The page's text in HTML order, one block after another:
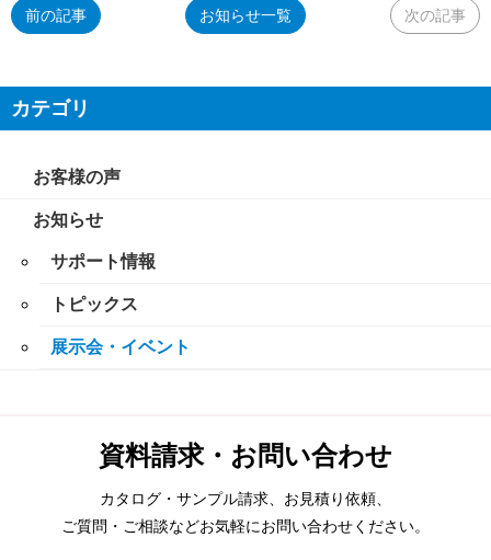
前の記事 次の記事
お知らせ一覧
カテゴリ
お客様の声
お知らせ
サポート情報
トピックス
展示会・イベント
資料請求・お問い合わせ
カタログ・サンプル請求、お見積り依頼、
ご質問・ご相談などお気軽にお問い合わせください。